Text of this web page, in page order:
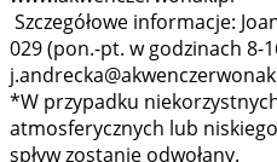
Szczegółowe informacje:
029 (pon.-pt. w godzinach 8-
*W przypadku
atmosferycznych lub
spływ zostanie odwołany.